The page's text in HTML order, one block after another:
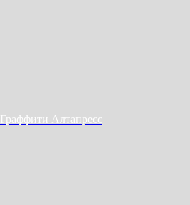
Граффити Алтапресс